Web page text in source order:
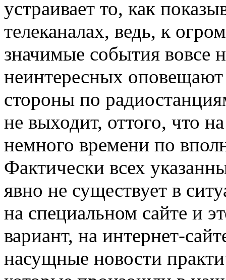
устраивает то, как
телеканалах, ведь, к
значимые события вовсе
неинтересных
стороны по
не выходит, оттого, что
немного времени по
Фактически всех
явно не существует в
на специальном сайте и
вариант, на интернет-
насущные новости